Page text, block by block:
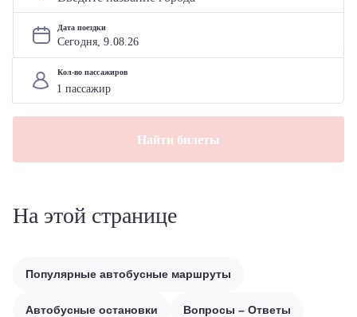
Дата поездки
Сегодня, 9.08.26
Кол-во пассажиров
Найти билеты
На этой странице
Популярные автобусные маршруты
Автобусные остановки Вопросы – Ответы